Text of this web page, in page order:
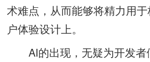
术难点，从而能够将精力用
户体验设计上。
AI的出现，无疑为开发者